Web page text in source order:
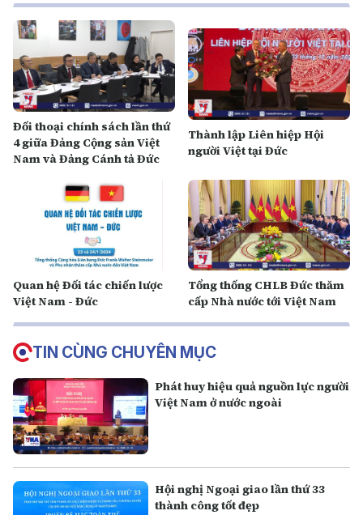
Đối thoại chính sách lần thứ
4 giữa Đảng Cộng sản Việt
Nam và Đảng Cánh tả Đức
Thành lập Liên hiệp Hội
người Việt tại Đức
Quan hệ Đối tác chiến lược
Việt Nam - Đức
Tổng thống CHLB Đức thăm
cấp Nhà nước tới Việt Nam
TIN CÙNG CHUYÊN MỤC
Phát huy hiệu quả nguồn lực người
Việt Nam ở nước ngoài
Hội nghị Ngoại giao lần thứ 33
thành công tốt đẹp